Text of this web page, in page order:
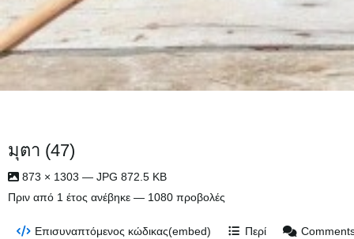
มุตา (47)
873 × 1303 — JPG 872.5 KB
Πριν από 1 έτος ανέβηκε — 1080 προβολές
Επισυναπτόμενος κώδικας(embed) Περί